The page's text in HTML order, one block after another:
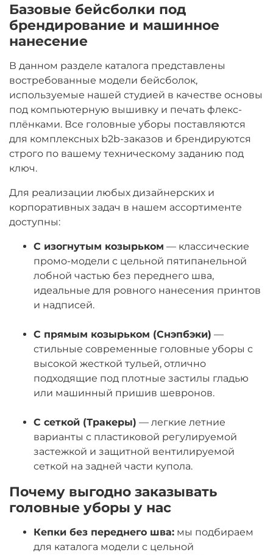
Базовые бейсболки под
брендирование и машинное
нанесение
В данном разделе каталога представлены
востребованные модели бейсболок,
используемые нашей студией в качестве основы
под компьютерную вышивку и печать флекс-
плёнками. Все головные уборы поставляются
для комплексных b2b-заказов и брендируются
строго по вашему техническому заданию под
ключ.
Для реализации любых дизайнерских и
корпоративных задач в нашем ассортименте
доступны:
С изогнутым козырьком — классические
промо-модели с цельной пятипанельной
лобной частью без переднего шва,
идеальные для ровного нанесения принтов
и надписей.
С прямым козырьком (Снэпбэки) —
стильные современные головные уборы с
высокой жесткой тульей, отлично
подходящие под плотные застилы гладью
или машинный пришив шевронов.
С сеткой (Тракеры) — легкие летние
варианты с пластиковой регулируемой
застежкой и защитной вентилируемой
сеткой на задней части купола.
Почему выгодно заказывать
головные уборы у нас
Кепки без переднего шва: мы подбираем
для каталога модели с цельной